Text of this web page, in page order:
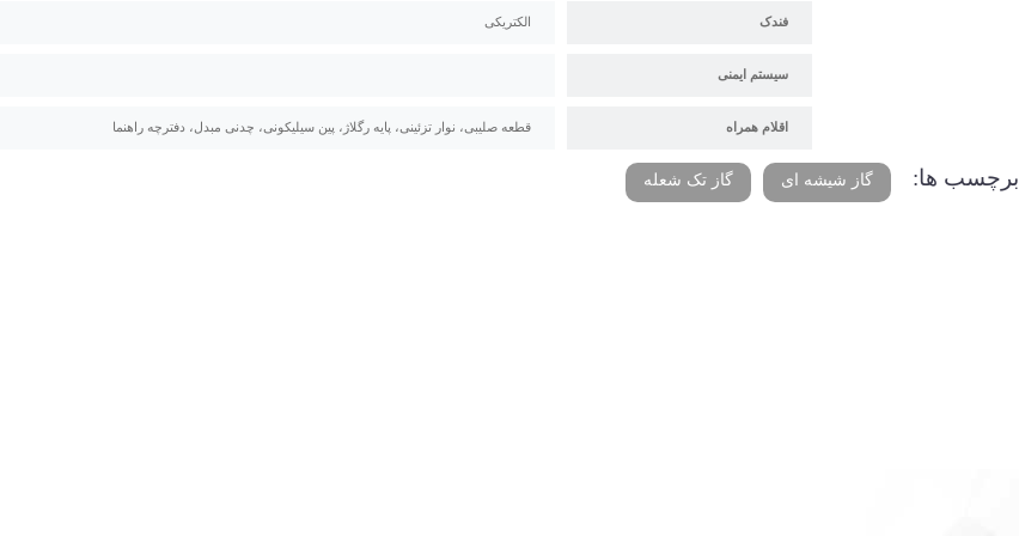
فندک الکتریکی
سیستم ایمنی
اقلام همراه قطعه صلیبی، نوار تزئینی، پایه رگلاژ، پین سیلیکونی، چدنی مبدل، دفترچه راهنما
برچسب ها: گاز شیشه ای گاز تک شعله